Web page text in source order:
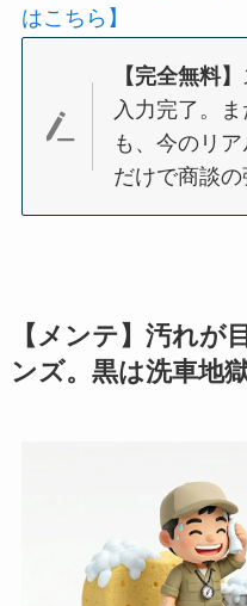
はこちら】
【完全無料】
入力完了。
も、今のリ
だけで商談
【メンテ】汚れが
ンズ。黒は洗車地